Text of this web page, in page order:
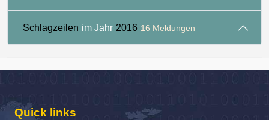
Schlagzeilen im Jahr 2016 16 Meldungen
Quick links